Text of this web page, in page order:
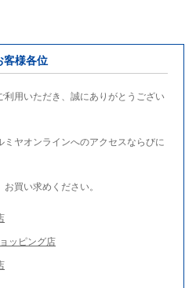
客様各位
利用いただき、誠にありがとうござい
ミヤオンラインへのアクセスならびに
買い求めください。
ッピング店